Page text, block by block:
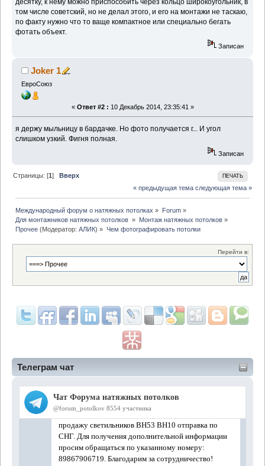
Телеграм чат
десятку, к нему можно приспособить через кольцо широкоугольник, в
том числе советский, но не делал этого, и его на монтажи не таскаю,
по факту нужно что то ваще компактное или специально бегать
фотать объект.
Записан
Joker 1
ЕвроСоюз
« Ответ #2 : 10 Декабрь 2014, 23:35:41 »
я держу мыльницу в бардачке. Но фото получается г... И угол
слишком узкий. Фигня полная.
Записан
ПЕЧАТЬ
Страницы: [1]Вверх
« предыдущая тема следующая тема »
Международный форум о натяжных потолках » Forum»
Для монтажников натяжных потолков » Монтаж натяжных потолков»
Прочее (Модератор:АЛИК) » Чем фотографировать потолки
Перейти в: